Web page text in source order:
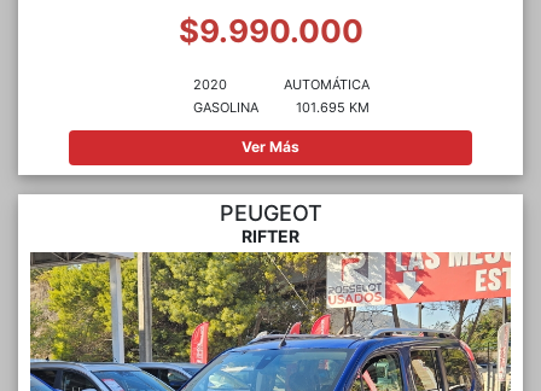
$9.990.000
2020
GASOLINA
AUTOMÁTICA
101.695 KM
Ver Más
PEUGEOT
RIFTER